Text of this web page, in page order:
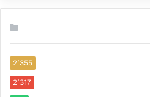
2٬355
2٬317